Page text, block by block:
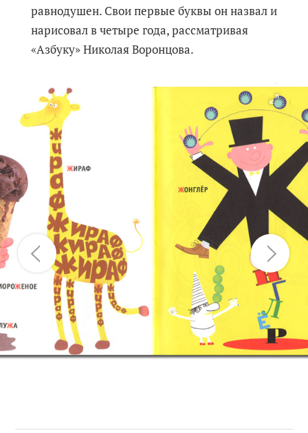
равнодушен. Свои первые буквы он назвал и
нарисовал в четыре года, рассматривая
«Азбуку» Николая Воронцова.